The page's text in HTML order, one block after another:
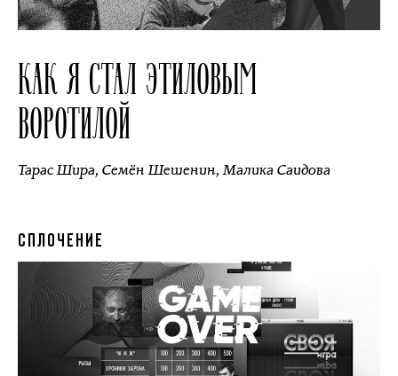
КАК Я СТАЛ ЭТИЛОВЫМ
ВОРОТИЛОЙ
Тарас Шира, Семён Шешенин,Малика Саидова
СПЛОЧЕНИЕ